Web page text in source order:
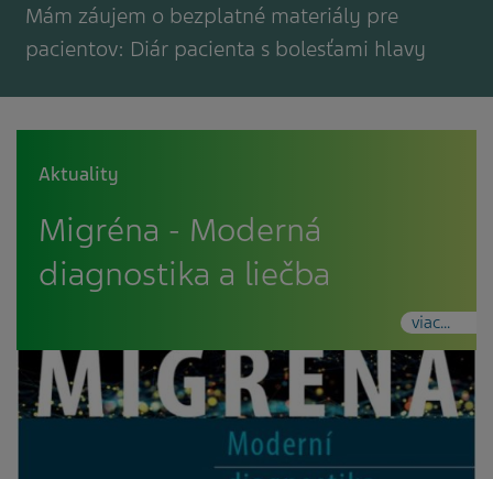
Mám záujem o bezplatné materiály pre
pacientov: Diár pacienta s bolesťami hlavy
Aktuality
Migréna - Moderná
diagnostika a liečba
viac...